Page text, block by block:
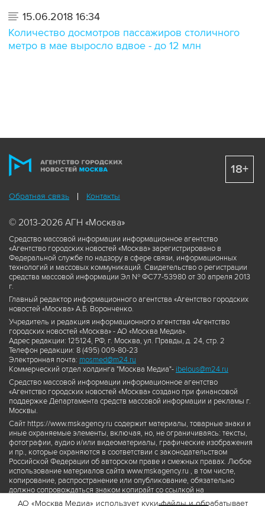
15.06.2018 16:34
Количество досмотров пассажиров столичного
метро в мае выросло вдвое - до 12 млн
Обратная связь Контакты
© 2013-2026 АГН «Москва»
Средство массовой информации информационное агентство
«Агентство городских новостей «Москва» зарегистрировано в
Федеральной службе по надзору в сфере связи, информационных
технологий и массовых коммуникаций. Свидетельство о регистрации
средства массовой информации Эл № ФС77-53980 от 30 апреля 2013
г.
Главный редактор информационного агентства «Агентство городских
новостей «Москва» А.Б. Воронченко.
Учредитель и редакция информационного агентства «Агентство
городских новостей «Москва» - АО «Москва Медиа».
Адрес редакции: 125124, РФ, г. Москва, ул. Правды, д. 24, стр. 2
Телефон редакции: 8 (495) 009-80-23
Электронная почта: mosmed@m24.ru
Коммерческий отдел холдинга "Москва Медиа"- ibelous@m24.ru
Средство массовой информации информационное агентство
«Агентство городских новостей «Москва» создано при финансовой
поддержке Департамента средств массовой информации и рекламы г.
Москвы.
Сайт https://www.mskagency.ru содержит материалы, товарные знаки и
иные охраняемые элементы, включая, но, не ограничиваясь: тексты,
фотографии, аудио и/или видеоматериалы, графические изображения
и пр., которые охраняются в соответствии с законодательством
Российской Федерации об авторском праве и смежных правах. Любое
использование материалов сайта www.mskagency.ru , в том числе,
копирование, распространение или опубликование, обязательно
должно сопровождаться знаком копирайт со ссылкой на
правообладателя © АО «Москва Медиа», а также гиперссылкой на сайт
18+
АО «Москва Медиа» использует куки-файлы и обрабатывает